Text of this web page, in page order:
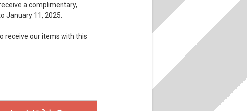
a complimentary,
January 11, 2025.
receive our items with this